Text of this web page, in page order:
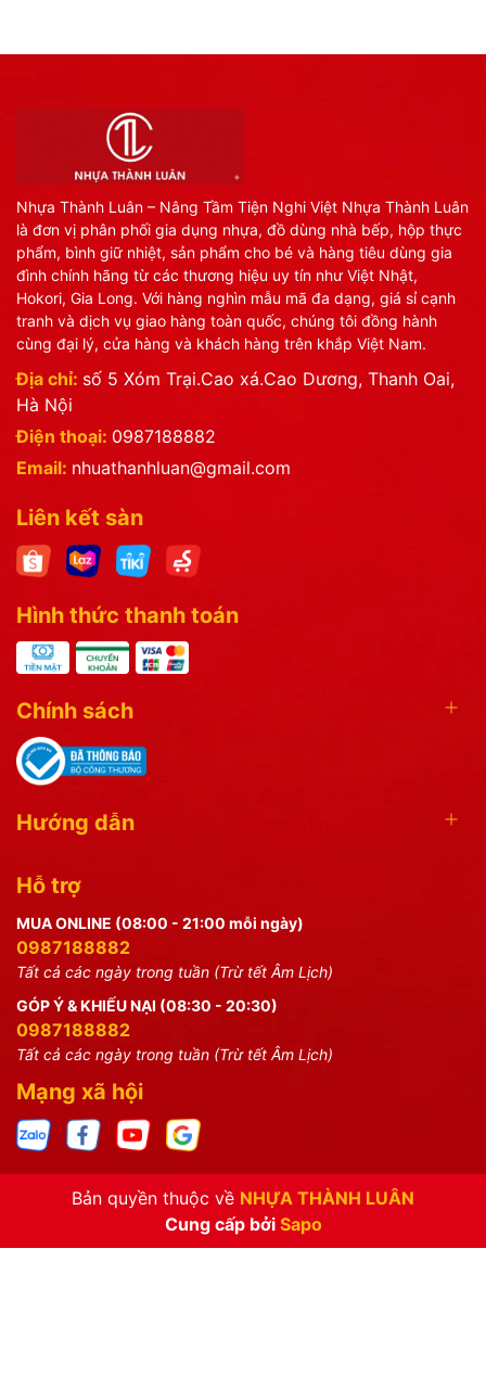
Nhựa Thành Luân – Nâng Tầm Tiện Nghi Việt Nhựa Thành Luân
là đơn vị phân phối gia dụng nhựa, đồ dùng nhà bếp, hộp thực
phẩm, bình giữ nhiệt, sản phẩm cho bé và hàng tiêu dùng gia
đình chính hãng từ các thương hiệu uy tín như Việt Nhật,
Hokori, Gia Long. Với hàng nghìn mẫu mã đa dạng, giá sỉ cạnh
tranh và dịch vụ giao hàng toàn quốc, chúng tôi đồng hành
cùng đại lý, cửa hàng và khách hàng trên khắp Việt Nam.
Địa chỉ: số 5 Xóm Trại.Cao xá.Cao Dương, Thanh Oai,
Hà Nội
Điện thoại: 0987188882
Email: nhuathanhluan@gmail.com
Liên kết sàn
Hình thức thanh toán
Chính sách
Hướng dẫn
Hỗ trợ
MUA ONLINE (08:00 - 21:00 mỗi ngày)
0987188882
Tất cả các ngày trong tuần (Trừ tết Âm Lịch)
GÓP Ý & KHIẾU NẠI (08:30 - 20:30)
0987188882
Tất cả các ngày trong tuần (Trừ tết Âm Lịch)
Mạng xã hội
Bản quyền thuộc về NHỰA THÀNH LUÂN
Cung cấp bởi Sapo